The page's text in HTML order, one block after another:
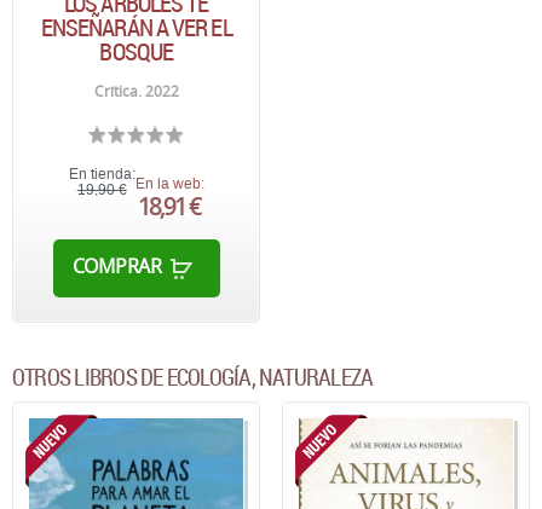
ENSEÑARÁN A VER EL
BOSQUE
Crítica. 2022
En tienda:
19,90 € En la web:
18,91 €
COMPRAR
OTROS LIBROS DE ECOLOGÍA, NATURALEZA